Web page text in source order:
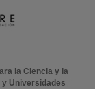
la Ciencia y la
Universidades